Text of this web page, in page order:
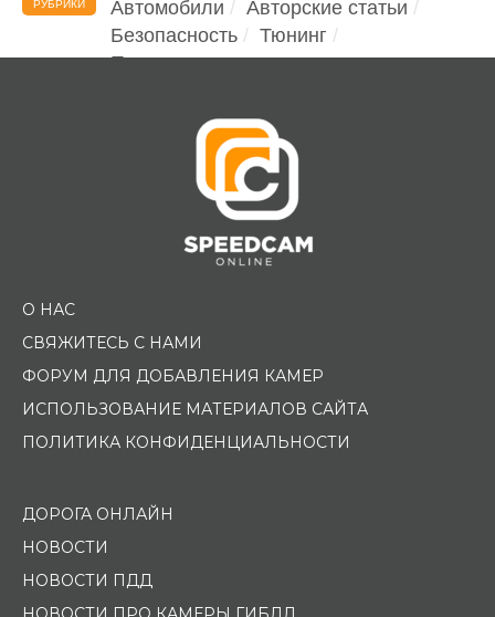
РУБРИКИ Автомобили
Авторские статьи
Безопасность
Тюнинг
Помощь водителю
О НАС
СВЯЖИТЕСЬ С НАМИ
ФОРУМ ДЛЯ ДОБАВЛЕНИЯ КАМЕР
ИСПОЛЬЗОВАНИЕ МАТЕРИАЛОВ САЙТА
ПОЛИТИКА КОНФИДЕНЦИАЛЬНОСТИ
ДОРОГА ОНЛАЙН
НОВОСТИ
НОВОСТИ ПДД